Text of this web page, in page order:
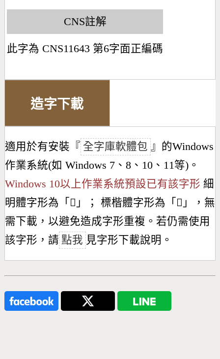
CNS註解
此字為 CNS11643 第6字面正編碼
造字下載
適用於有安裝『 全字庫軟體包 』的Windows
作業系統(如 Windows 7、8、10、11等)。
Windows 10以上作業系統預設已有該字形 細
明體字形為「 𢘵 」； 標楷體字形為「 𢘵 」，無
需下載，以避免造成字形重複。若仍需使用
該字形，請 點我 見字形下載說明。